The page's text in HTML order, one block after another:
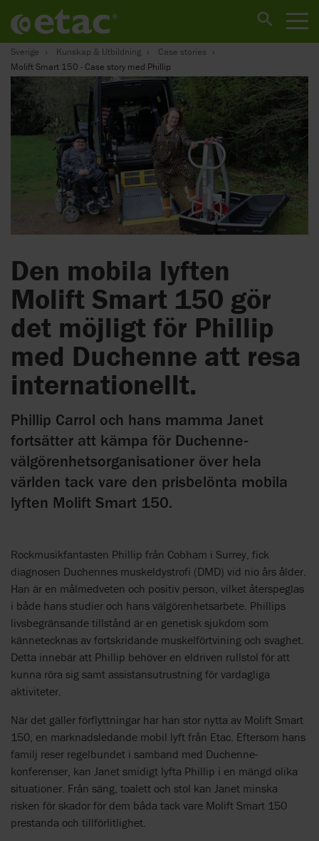
Sverige Kunskap & Utbildning
Case stories
Molift Smart 150 - Case story med Phillip
Den mobila lyften
Molift Smart 150 gör
det möjligt för Phillip
med Duchenne att resa
internationellt.
Phillip Carrol och hans mamma Janet
fortsätter att kämpa för Duchenne-
välgörenhetsorganisationer över hela
världen tack vare den prisbelönta mobila
lyften Molift Smart 150.
Rockmusikfantasten Phillip från Cobham i Surrey, fick
diagnosen Duchennes muskeldystrofi (DMD) vid nio års ålder.
Han är en målmedveten och positiv person, vilket återspeglas
i både hans studier och hans välgörenhetsarbete. Phillips
livsbegränsande tillstånd är en genetisk sjukdom som
kännetecknas av fortskridande muskelförtvining och svaghet.
Detta innebär att Phillip behöver en eldriven rullstol för att
kunna röra sig samt assistansutrustning för vardagliga
aktiviteter.
När det gäller förflyttningar har han stor nytta av Molift Smart
150, en marknadsledande mobil lyft från Etac. Eftersom hans
familj reser regelbundet i samband med Duchenne-
konferenser, kan Janet smidigt lyfta Phillip i en mängd olika
situationer. Från säng, toalett och stol kan Janet minska
risken för skador för dem båda tack vare Molift Smart 150
prestanda och tillförlitlighet.